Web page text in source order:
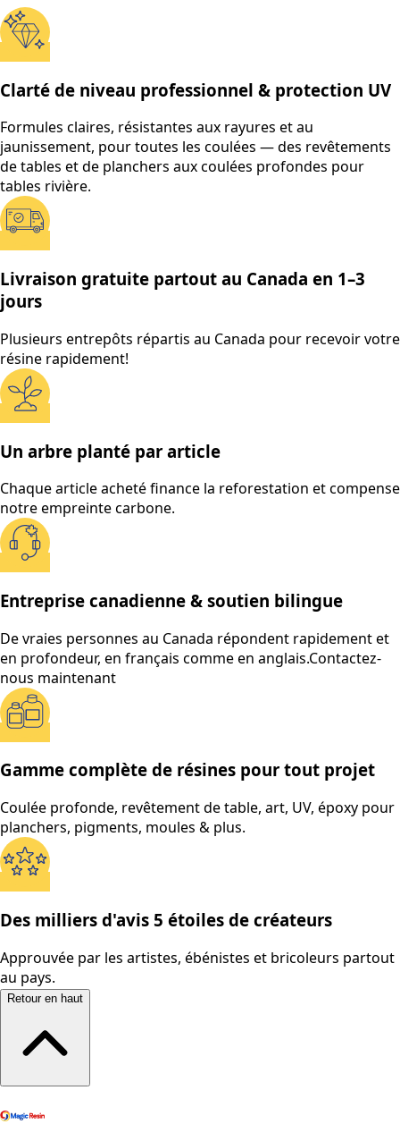
Clarté de niveau professionnel & protection UV
Formules claires, résistantes aux rayures et au
jaunissement, pour toutes les coulées — des revêtements
de tables et de planchers aux coulées profondes pour
tables rivière.
Livraison gratuite partout au Canada en 1–3
jours
Plusieurs entrepôts répartis au Canada pour recevoir votre
résine rapidement!
Un arbre planté par article
Chaque article acheté finance la reforestation et compense
notre empreinte carbone.
Entreprise canadienne & soutien bilingue
De vraies personnes au Canada répondent rapidement et
en profondeur, en français comme en anglais.Contactez-
nous maintenant
Gamme complète de résines pour tout projet
Coulée profonde, revêtement de table, art, UV, époxy pour
planchers, pigments, moules & plus.
Des milliers d'avis 5 étoiles de créateurs
Approuvée par les artistes, ébénistes et bricoleurs partout
au pays.
Retour en haut